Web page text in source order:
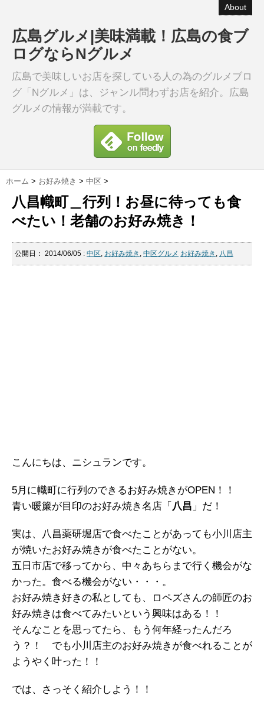
About
広島グルメ|美味満載！広島の食ブ
ログならNグルメ
広島で美味しいお店を探している人の為のグルメブロ
グ「Nグルメ」は、ジャンル問わずお店を紹介。広島
グルメの情報が満載です。
ホーム > お好み焼き > 中区 >
八昌幟町＿行列！お昼に待っても食
べたい！老舗のお好み焼き！
公開日： 2014/06/05 : 中区, お好み焼き , 中区グルメ お好み焼き , 八昌
こんにちは、ニシュランです。
5月に幟町に行列のできるお好み焼きがOPEN！！
青い暖簾が目印のお好み焼き名店「 八昌 」だ！
実は、八昌薬研堀店で食べたことがあっても小川店主
が焼いたお好み焼きが食べたことがない。
五日市店で移ってから、中々あちらまで行く機会がな
かった。食べる機会がない・・・。
お好み焼き好きの私としても、ロペズさんの師匠のお
好み焼きは食べてみたいという興味はある！！
そんなことを思ってたら、もう何年経ったんだろ
う？！ でも小川店主のお好み焼きが食べれることが
ようやく叶った！！
では、さっそく紹介しよう！！